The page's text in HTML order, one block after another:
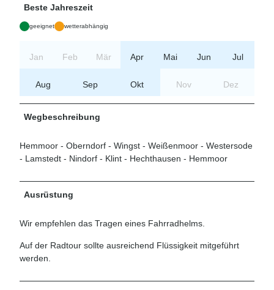
Beste Jahreszeit
geeignet wetterabhängig
Jan Feb Mär Apr Mai Jun Jul
Aug Sep Okt Nov Dez
Wegbeschreibung
Hemmoor - Oberndorf - Wingst - Weißenmoor - Westersode
- Lamstedt - Nindorf - Klint - Hechthausen - Hemmoor
Ausrüstung
Wir empfehlen das Tragen eines Fahrradhelms.
Auf der Radtour sollte ausreichend Flüssigkeit mitgeführt
werden.